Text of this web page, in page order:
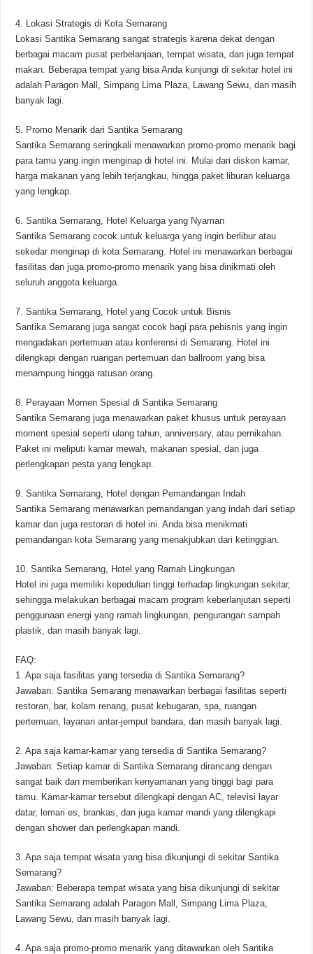
4. Lokasi Strategis di Kota Semarang
Lokasi Santika Semarang sangat strategis karena dekat dengan
berbagai macam pusat perbelanjaan, tempat wisata, dan juga tempat
makan. Beberapa tempat yang bisa Anda kunjungi di sekitar hotel ini
adalah Paragon Mall, Simpang Lima Plaza, Lawang Sewu, dan masih
banyak lagi.
5. Promo Menarik dari Santika Semarang
Santika Semarang seringkali menawarkan promo-promo menarik bagi
para tamu yang ingin menginap di hotel ini. Mulai dari diskon kamar,
harga makanan yang lebih terjangkau, hingga paket liburan keluarga
yang lengkap.
6. Santika Semarang, Hotel Keluarga yang Nyaman
Santika Semarang cocok untuk keluarga yang ingin berlibur atau
sekedar menginap di kota Semarang. Hotel ini menawarkan berbagai
fasilitas dan juga promo-promo menarik yang bisa dinikmati oleh
seluruh anggota keluarga.
7. Santika Semarang, Hotel yang Cocok untuk Bisnis
Santika Semarang juga sangat cocok bagi para pebisnis yang ingin
mengadakan pertemuan atau konferensi di Semarang. Hotel ini
dilengkapi dengan ruangan pertemuan dan ballroom yang bisa
menampung hingga ratusan orang.
8. Perayaan Momen Spesial di Santika Semarang
Santika Semarang juga menawarkan paket khusus untuk perayaan
moment spesial seperti ulang tahun, anniversary, atau pernikahan.
Paket ini meliputi kamar mewah, makanan spesial, dan juga
perlengkapan pesta yang lengkap.
9. Santika Semarang, Hotel dengan Pemandangan Indah
Santika Semarang menawarkan pemandangan yang indah dari setiap
kamar dan juga restoran di hotel ini. Anda bisa menikmati
pemandangan kota Semarang yang menakjubkan dari ketinggian.
10. Santika Semarang, Hotel yang Ramah Lingkungan
Hotel ini juga memiliki kepedulian tinggi terhadap lingkungan sekitar,
sehingga melakukan berbagai macam program keberlanjutan seperti
penggunaan energi yang ramah lingkungan, pengurangan sampah
plastik, dan masih banyak lagi.
FAQ:
1. Apa saja fasilitas yang tersedia di Santika Semarang?
Jawaban: Santika Semarang menawarkan berbagai fasilitas seperti
restoran, bar, kolam renang, pusat kebugaran, spa, ruangan
pertemuan, layanan antar-jemput bandara, dan masih banyak lagi.
2. Apa saja kamar-kamar yang tersedia di Santika Semarang?
Jawaban: Setiap kamar di Santika Semarang dirancang dengan
sangat baik dan memberikan kenyamanan yang tinggi bagi para
tamu. Kamar-kamar tersebut dilengkapi dengan AC, televisi layar
datar, lemari es, brankas, dan juga kamar mandi yang dilengkapi
dengan shower dan perlengkapan mandi.
3. Apa saja tempat wisata yang bisa dikunjungi di sekitar Santika
Semarang?
Jawaban: Beberapa tempat wisata yang bisa dikunjungi di sekitar
Santika Semarang adalah Paragon Mall, Simpang Lima Plaza,
Lawang Sewu, dan masih banyak lagi.
4. Apa saja promo-promo menarik yang ditawarkan oleh Santika